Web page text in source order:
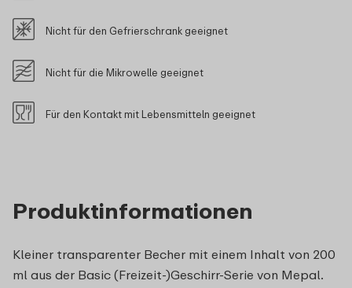
Produktinformationen
Kleiner transparenter Becher mit einem Inhalt von 200
ml aus der Basic (Freizeit-)Geschirr-Serie von Mepal.
Nicht für den Gefrierschrank geeignet
Nicht für die Mikrowelle geeignet
Für den Kontakt mit Lebensmitteln geeignet